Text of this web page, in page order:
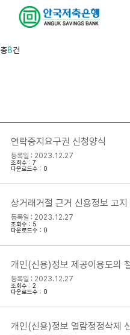
총8건
연락중지요구권 신청양식
등록일 : 2023.12.27
조회수 : 7
다운로드수 : 0
상거래거절 근거 신용정보 고지
등록일 : 2023.12.27
조회수 : 5
다운로드수 : 0
개인(신용)정보 제공이용도의
등록일 : 2023.12.27
조회수 : 2
다운로드수 : 0
개인(신용)정보 열람정정삭제